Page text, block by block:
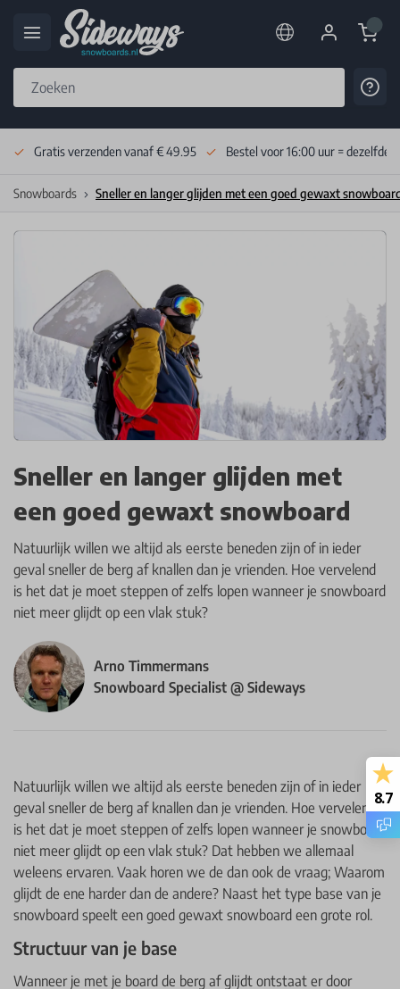
Cart
Gratis verzenden vanaf € 49.95 Bestel voor 16:00 uur = dezelfde
Snowboards Sneller en langer glijden met een goed gewaxt
Sneller en langer glijden met
een goed gewaxt snowboard
Natuurlijk willen we altijd als eerste beneden zijn of in ieder
geval sneller de berg af knallen dan je vrienden. Hoe vervelend
is het dat je moet steppen of zelfs lopen wanneer je snowboard
niet meer glijdt op een vlak stuk?
Arno Timmermans
Snowboard Specialist @ Sideways
Natuurlijk willen we altijd als eerste beneden zijn of in ieder
geval sneller de berg af knallen dan je vrienden. Hoe vervelend
is het dat je moet steppen of zelfs lopen wanneer je snowboard
niet meer glijdt op een vlak stuk? Dat hebben we allemaal
weleens ervaren. Vaak horen we de dan ook de vraag; Waarom
glijdt de ene harder dan de andere? Naast het type base van je
snowboard speelt een goed gewaxt snowboard een grote rol.
Structuur van je base
Wanneer je met je board de berg af glijdt ontstaat er door
8.7